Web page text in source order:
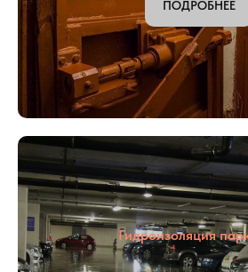
ПОДРОБНЕЕ
Гидроизоляция